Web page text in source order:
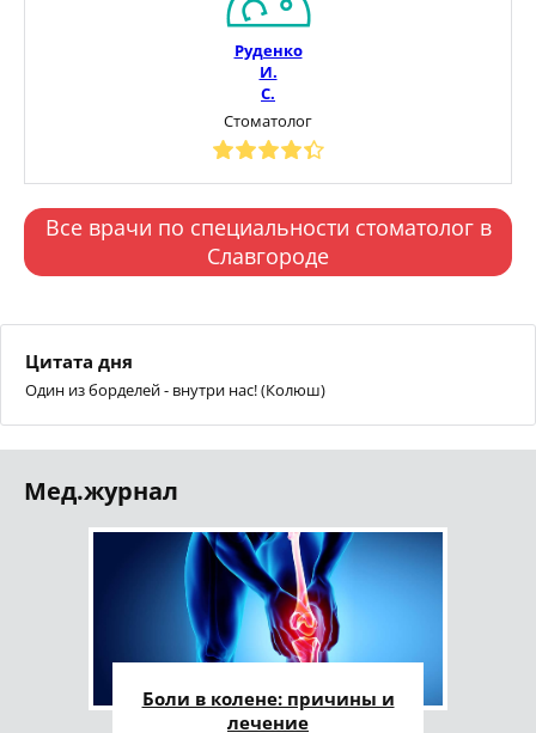
Руденко
И.
С.
Стоматолог
Все врачи по специальности стоматолог в
Славгороде
Цитата дня
Один из борделей - внутри нас! (Колюш)
Мед.журнал
Боли в колене: причины и
лечение